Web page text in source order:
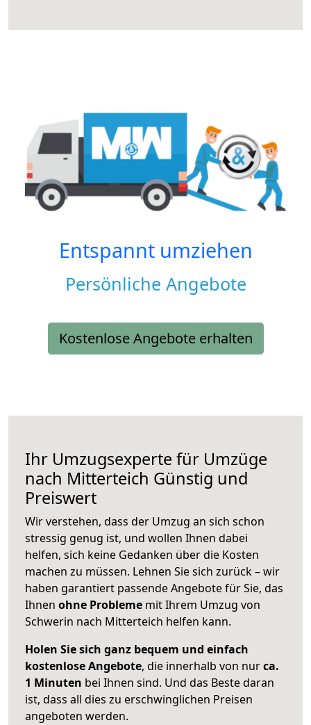
Entspannt umziehen
Persönliche Angebote
Kostenlose Angebote erhalten
Ihr Umzugsexperte für Umzüge
nach Mitterteich Günstig und
Preiswert
Wir verstehen, dass der Umzug an sich schon
stressig genug ist, und wollen Ihnen dabei
helfen, sich keine Gedanken über die Kosten
machen zu müssen. Lehnen Sie sich zurück – wir
haben garantiert passende Angebote für Sie, das
Ihnen ohne Probleme mit Ihrem Umzug von
Schwerin nach Mitterteich helfen kann.
Holen Sie sich ganz bequem und einfach
kostenlose Angebote, die innerhalb von nurca.
1 Minuten bei Ihnen sind. Und das Beste daran
ist, dass all dies zu erschwinglichen Preisen
angeboten werden.